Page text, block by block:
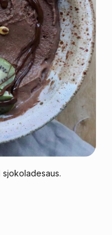
sjokoladesaus.